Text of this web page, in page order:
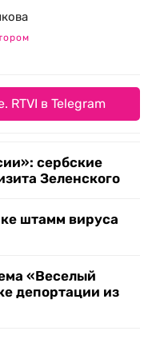
RTVI в Telegram
сербские
Зеленского
штамм вируса
«Веселый
депортации из